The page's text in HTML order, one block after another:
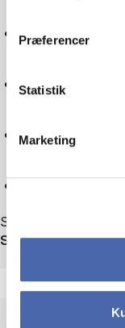
Præferencer
Statistik
Marketing
Sociology
Technology
Reset
Showing 35 out of
Sort by